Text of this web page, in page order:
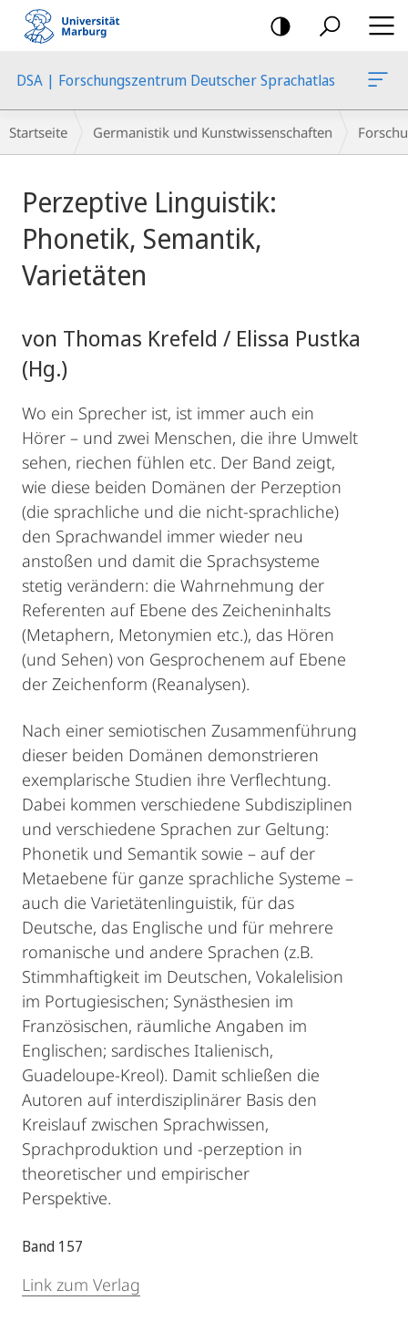
Mobile-
Navigation
DSA | Forschungszentrum Deutscher Sprachatlas
Breadcrumb-
Navigation
Startseite Germanistik und Kunstwissenschaften
Perzeptive Linguistik:
Phonetik, Semantik,
Varietäten
von Thomas Krefeld / Elissa Pustka
(Hg.)
Wo ein Sprecher ist, ist immer auch ein
Hörer – und zwei Menschen, die ihre Umwelt
sehen, riechen fühlen etc. Der Band zeigt,
wie diese beiden Domänen der Perzeption
(die sprachliche und die nicht-sprachliche)
den Sprachwandel immer wieder neu
anstoßen und damit die Sprachsysteme
stetig verändern: die Wahrnehmung der
Referenten auf Ebene des Zeicheninhalts
(Metaphern, Metonymien etc.), das Hören
(und Sehen) von Gesprochenem auf Ebene
der Zeichenform (Reanalysen).
Nach einer semiotischen Zusammenführung
dieser beiden Domänen demonstrieren
exemplarische Studien ihre Verflechtung.
Dabei kommen verschiedene Subdisziplinen
und verschiedene Sprachen zur Geltung:
Phonetik und Semantik sowie – auf der
Metaebene für ganze sprachliche Systeme –
auch die Varietätenlinguistik, für das
Deutsche, das Englische und für mehrere
romanische und andere Sprachen (z.B.
Stimmhaftigkeit im Deutschen, Vokalelision
im Portugiesischen; Synästhesien im
Französischen, räumliche Angaben im
Englischen; sardisches Italienisch,
Guadeloupe-Kreol). Damit schließen die
Autoren auf interdisziplinärer Basis den
Kreislauf zwischen Sprachwissen,
Sprachproduktion und -perzeption in
theoretischer und empirischer
Band 157
Link zum Verlag